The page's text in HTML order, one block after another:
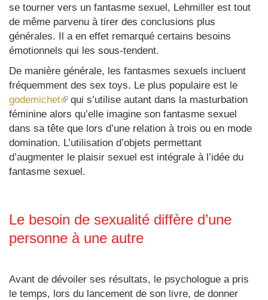
se tourner vers un fantasme sexuel, Lehmiller est tout
de même parvenu à tirer des conclusions plus
générales. Il a en effet remarqué certains besoins
émotionnels qui les sous-tendent.
De manière générale, les fantasmes sexuels incluent
fréquemment des sex toys. Le plus populaire est le
godemichet(le
lien
est
externe)
qui s’utilise autant dans la masturbation
féminine alors qu’elle imagine son fantasme sexuel
dans sa tête que lors d’une relation à trois ou en mode
domination. L’utilisation d’objets permettant
d’augmenter le plaisir sexuel est intégrale à l’idée du
fantasme sexuel.
Le besoin de sexualité diffère d’une
personne à une autre
Avant de dévoiler ses résultats, le psychologue a pris
le temps, lors du lancement de son livre, de donner